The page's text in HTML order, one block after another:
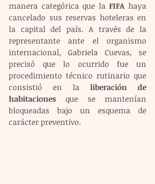
manera categórica que la FIFA haya
cancelado sus reservas hoteleras en
la capital del país. A través de la
representante ante el organismo
internacional, Gabriela Cuevas, se
precisó que lo ocurrido fue un
procedimiento técnico rutinario que
consistió en la liberación de
habitaciones que se mantenían
bloqueadas bajo un esquema de
carácter preventivo.